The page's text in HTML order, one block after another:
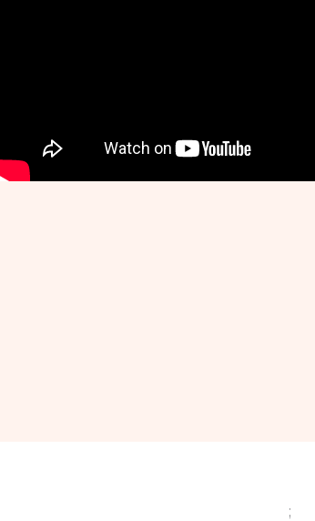
;